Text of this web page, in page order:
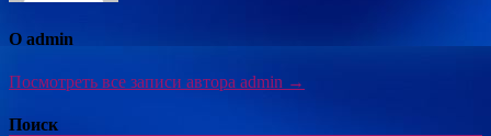
О admin
Посмотреть все записи автора admin →
Поиск